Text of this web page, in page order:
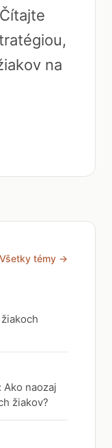
na
Všetky témy →
naozaj
žiakov?